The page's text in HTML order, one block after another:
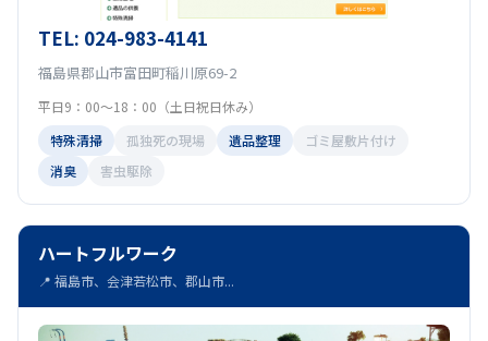
TEL: 024-983-4141
福島県郡山市富田町稲川原69-2
平日9：00～18：00（土日祝日休み）
特殊清掃
孤独死の現場 遺品整理
ゴミ屋敷片付け
消臭
害虫駆除
ハートフルワーク
📍 福島市、会津若松市、郡山市...